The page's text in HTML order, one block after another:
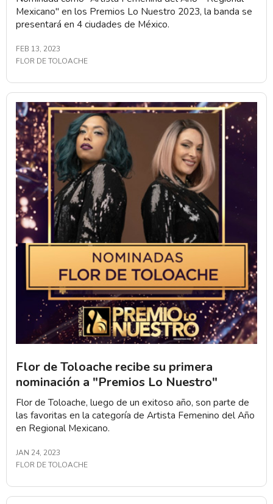
Mexicano" en los Premios Lo Nuestro 2023, la banda se
presentará en 4 ciudades de México.
FEB 13, 2023
FLOR DE TOLOACHE
Flor de Toloache recibe su primera
nominación a "Premios Lo Nuestro"
Flor de Toloache, luego de un exitoso año, son parte de
las favoritas en la categoría de Artista Femenino del Año
en Regional Mexicano.
JAN 24, 2023
FLOR DE TOLOACHE